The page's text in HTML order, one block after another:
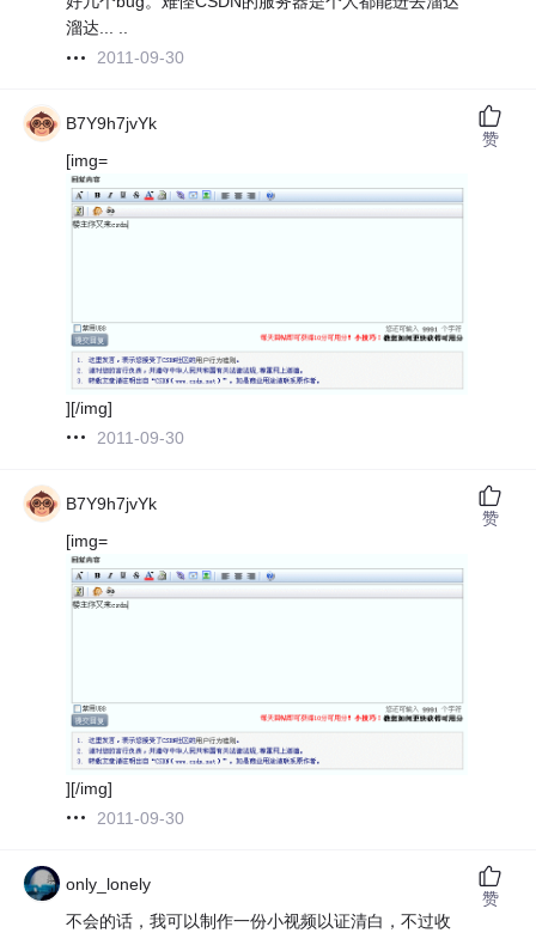
溜达... ..
2011-09-30
B7Y9h7jvYk
[img=
][/img]
2011-09-30
赞
B7Y9h7jvYk
[img=
][/img]
2011-09-30
赞
only_lonely
不会的话，我可以制作一份小视频以证清白，不过收
赞